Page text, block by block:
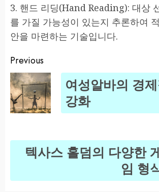
3. 핸드 리딩(Hand Reading): 대상
를 가질 가능성이 있는지 추론하여
안을 마련하는 기술입니다.
Post
navigation
Previous
여성알바의 경
강화
Next텍사스 홀덤의 다양한 게
임 형